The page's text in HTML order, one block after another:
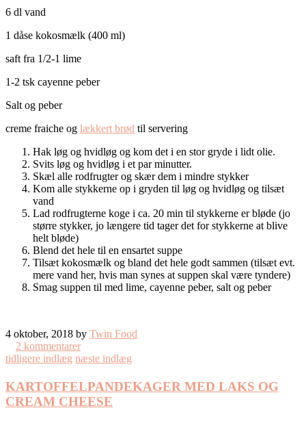
6 dl vand
1 dåse kokosmælk (400 ml)
saft fra 1/2-1 lime
1-2 tsk cayenne peber
Salt og peber
creme fraiche og lækkert brød til servering
Hak løg og hvidløg og kom det i en stor gryde i lidt olie.
Svits løg og hvidløg i et par minutter.
Skæl alle rodfrugter og skær dem i mindre stykker
Kom alle stykkerne op i gryden til løg og hvidløg og tilsæt
vand
Lad rodfrugterne koge i ca. 20 min til stykkerne er bløde (jo
større stykker, jo længere tid tager det for stykkerne at blive
helt bløde)
Blend det hele til en ensartet suppe
Tilsæt kokosmælk og bland det hele godt sammen (tilsæt evt.
mere vand her, hvis man synes at suppen skal være tyndere)
Smag suppen til med lime, cayenne peber, salt og peber
4 oktober, 2018 by Twin Food
2 kommentarer
tidligere indlæg næste indlæg
KARTOFFELPANDEKAGER MED LAKS OG
CREAM CHEESE